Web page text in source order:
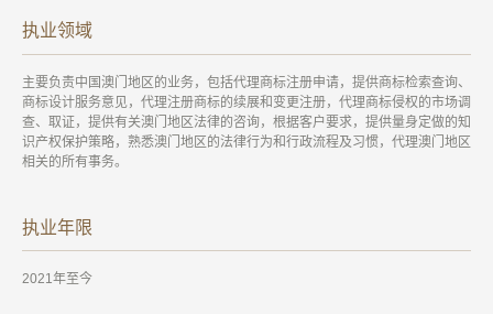
执业领域
主要负责中国澳门地区的业务，包括代理商标注册申请，提供商标检索查询、
商标设计服务意见，代理注册商标的续展和变更注册，代理商标侵权的市场调
查、取证，提供有关澳门地区法律的咨询，根据客户要求，提供量身定做的知
识产权保护策略，熟悉澳门地区的法律行为和行政流程及习惯，代理澳门地区
相关的所有事务。
执业年限
2021年至今